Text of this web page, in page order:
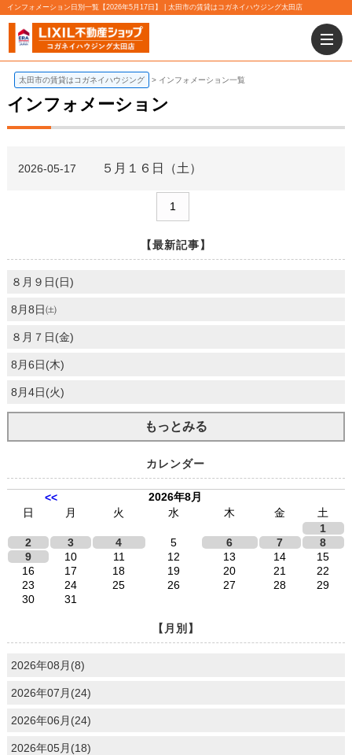
インフォメーション日別一覧【2026年5月17日】 | 太田市の賃貸はコガネイハウジング太田店
太田市の賃貸はコガネイハウジング インフォメーション一覧
インフォメーション
2026-05-17 ５月１６日（土）
1
【最新記事】
８月９日(日)
8月8日㈯
８月７日(金)
8月6日(木)
8月4日(火)
もっとみる
カレンダー
<<
2026年8月
日
月 火 水 木 金
土
1
2
3 4 5 6 7
8
9
10 11 12 13 14
15
16
17 18 19 20 21
22
23
24 25 26 27 28
29
30
31
【月別】
2026年08月(8)
2026年07月(24)
2026年06月(24)
2026年05月(18)